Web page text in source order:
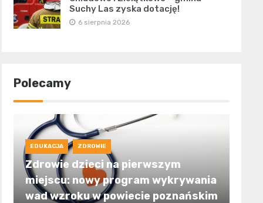
Suchy Las zyska dotację!
6 sierpnia 2026
Polecamy
EDUKACJA ZDROWIE
Zdrowie dzieci na pierwszym
miejscu: nowy program wykrywania
wad wzroku w powiecie poznańskim